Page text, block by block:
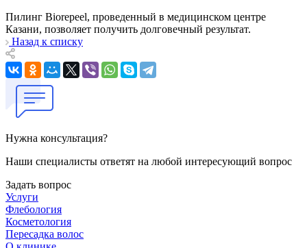
Пилинг Biorepeel, проведенный в медицинском центре
Казани, позволяет получить долговечный результат.
Назад к списку
Нужна консультация?
Наши специалисты ответят на любой интересующий вопрос
Задать вопрос
Услуги
Флебология
Косметология
Пересадка волос